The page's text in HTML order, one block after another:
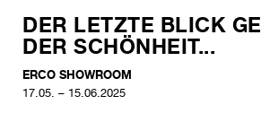
DER LETZTE BLICK
DER SCHÖNHEIT...
ERCO SHOWROOM
17.05. – 15.06.2025